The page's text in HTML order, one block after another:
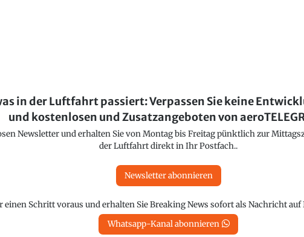
in der Luftfahrt passiert: Verpassen Sie keine
und kostenlosen und Zusatzangeboten von
Newsletter und erhalten Sie von Montag bis Freitag pünktlich zur
der Luftfahrt direkt in Ihr Postfach..
Newsletter abonnieren
einen Schritt voraus und erhalten Sie Breaking News sofort als Nachricht
Whatsapp-Kanal abonnieren